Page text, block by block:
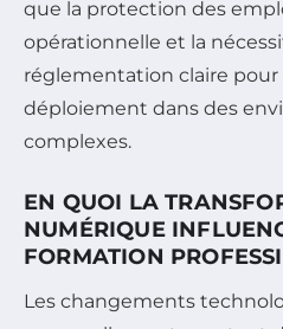
que la protection des
opérationnelle et la
réglementation claire pour
déploiement dans des
complexes.
EN QUOI LA
NUMÉRIQUE
FORMATION
Les changements